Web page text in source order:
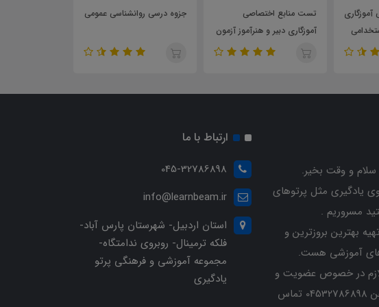
تست منابع اختصاصی
آموزگاری دبیر و هنرآموز آزمون
استخدامی آموزش و پرورش
جزوه درسی روانشناسی عمومی
و وقت بخیر.
یادگیری مثل پرتوهای
مسروریم .
بهترین بروزترین و
های آموزشی هست.
در خصوص عضویت و
خرید با شماره تلفن 04532786898 تماس
ارتباط با ما
045-32786898
info@learnbeam.ir
استان اردبیل- شهرستان پارس آباد-
فلکه ترمینال- روبروی ندامتگاه-
مجموعه آموزشی و فرهنگی پرتو
یادگیری